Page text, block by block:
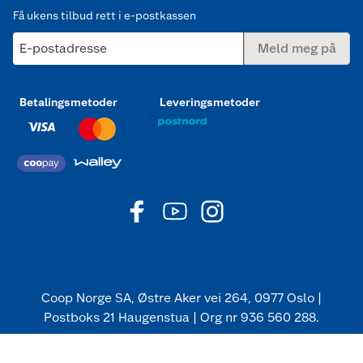
Få ukens tilbud rett i e-postkassen
E-postadresse Meld meg på
Betalingsmetoder Leveringsmetoder
Coop Norge SA, Østre Aker vei 264, 0977 Oslo |
Postboks 21 Haugenstua | Org nr 936 560 288.